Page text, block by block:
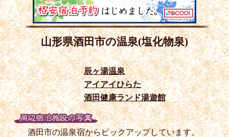
山形県酒田市の温泉(塩化物泉)
辰ヶ湯温泉
アイアイひらた
酒田健康ランド湯遊館
酒田市の温泉宿からピックアップしています。